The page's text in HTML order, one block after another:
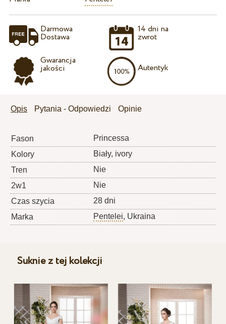
Darmowa
Dostawa
Gwarancja
jakości
14 dni na
zwrot
Autentyk
Opis Pytania - Odpowiedzi Opinie
Fason
Princessa
Kolory
Biały, ivory
Tren
Nie
2w1
Nie
Czas szycia
28 dni
Marka
Pentelei, Ukraina
Suknie z tej kolekcji